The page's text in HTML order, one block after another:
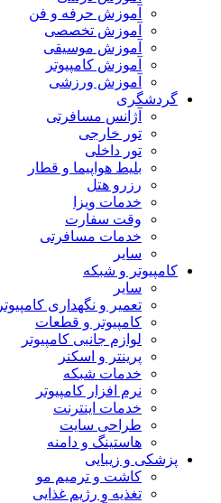
آموزش حرفه و فن
آموزش تخصصی
آموزش موسیقی
آموزش کامپیوتر
آموزش ورزشی
گردشگری
آژانس مسافرتی
تور خارجی
تور داخلی
بلیط هواپیما و قطار
رزرو هتل
خدمات ویزا
وقت سفارت
خدمات مسافرتی
سایر
کامپیوتر و شبکه
سایر
تعمیر و نگهداری کامپیوتر
کامپیوتر و قطعات
لوازم جانبی کامپیوتر
پرینتر و اسکنر
خدمات شبکه
نرم افزار کامپیوتر
خدمات اینترنت
طراحی سایت
هاستینگ و دامنه
پزشکی و زیبایی
کاشت و ترمیم مو
تغذیه و رژیم غذایی